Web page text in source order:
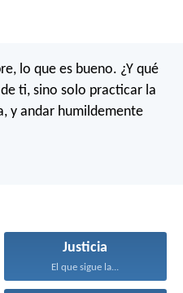
lo que es bueno. ¿Y qué
ti, sino solo practicar la
y andar humildemente
Justicia
El que sigue la...